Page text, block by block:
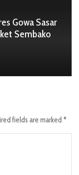
Gowa Sasar
Sembako
fields are marked *